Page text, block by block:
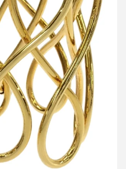
ポーガニーブレスレット
円
る